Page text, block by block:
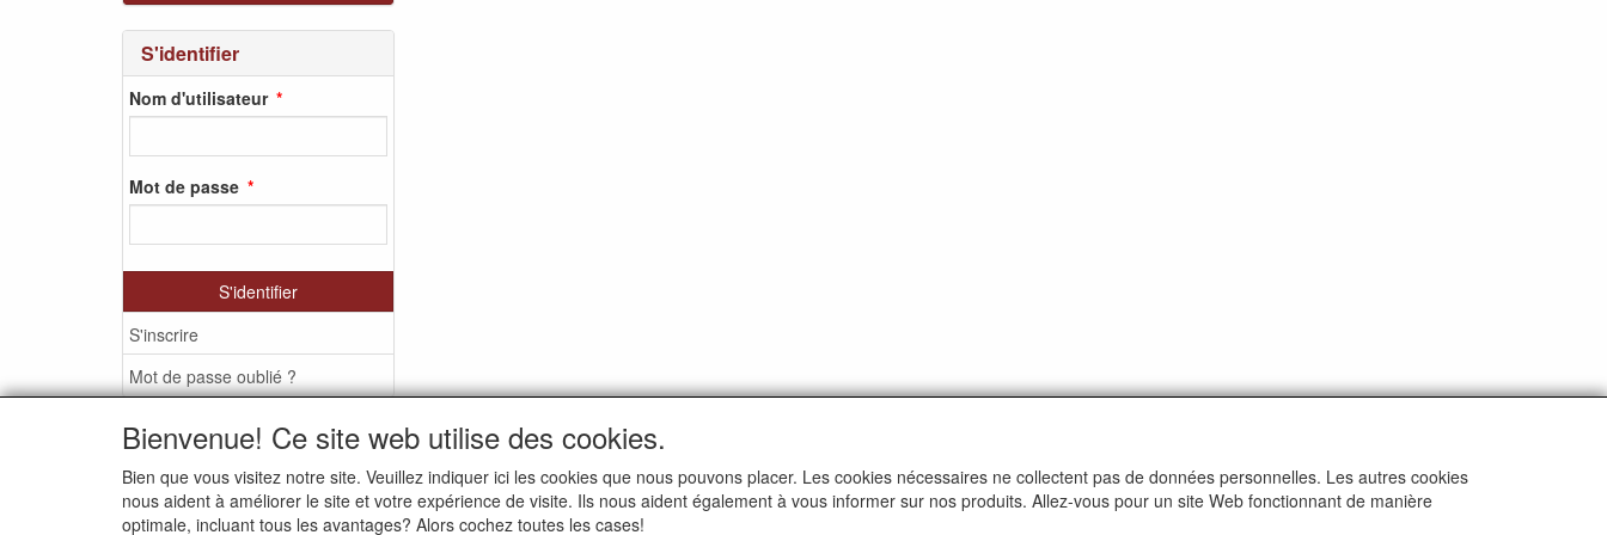
S'identifier
Nom d'utilisateur
Mot de passe
S'identifier
S'inscrire
Mot de passe oublié ?
MEDIA SOCIAUX
Bienvenue! Ce site web utilise des cookies.
Bien que vous visitez notre site. Veuillez indiquer ici les cookies que nous pouvons placer. Les cookies nécessaires ne collectent pas de données personnelles. Les autres cookies
nous aident à améliorer le site et votre expérience de visite. Ils nous aident également à vous informer sur nos produits. Allez-vous pour un site Web fonctionnant de manière
optimale, incluant tous les avantages? Alors cochez toutes les cases!